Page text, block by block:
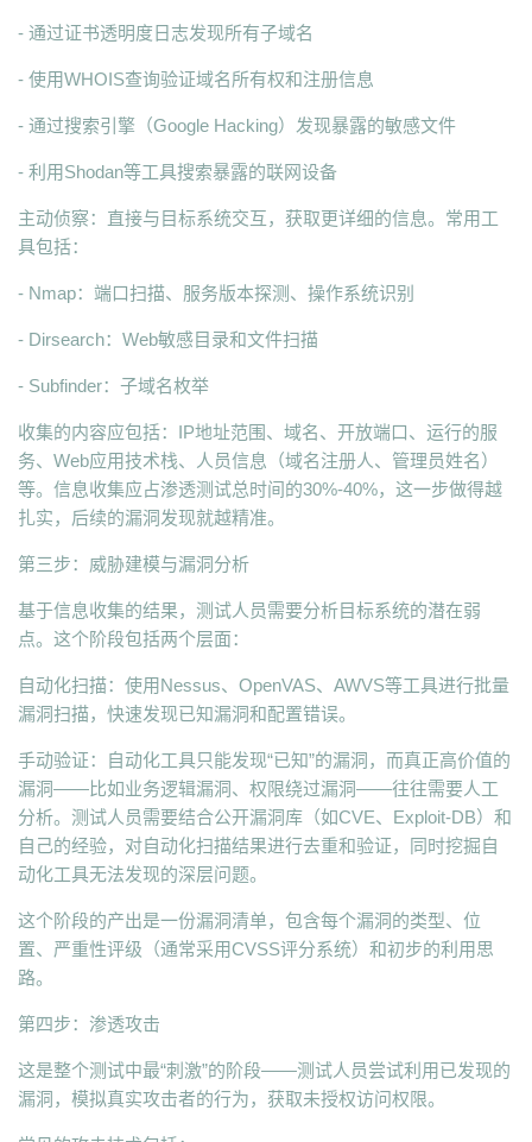
- 通过证书透明度日志发现所有子域名
- 使用WHOIS查询验证域名所有权和注册信息
- 通过搜索引擎（Google Hacking）发现暴露的敏感文件
- 利用Shodan等工具搜索暴露的联网设备
主动侦察：直接与目标系统交互，获取更详细的信息。常用工
具包括：
- Nmap：端口扫描、服务版本探测、操作系统识别
- Dirsearch：Web敏感目录和文件扫描
- Subfinder：子域名枚举
收集的内容应包括：IP地址范围、域名、开放端口、运行的服
务、Web应用技术栈、人员信息（域名注册人、管理员姓名）
等。信息收集应占渗透测试总时间的30%-40%，这一步做得越
扎实，后续的漏洞发现就越精准。
第三步：威胁建模与漏洞分析
基于信息收集的结果，测试人员需要分析目标系统的潜在弱
点。这个阶段包括两个层面：
自动化扫描：使用Nessus、OpenVAS、AWVS等工具进行批量
漏洞扫描，快速发现已知漏洞和配置错误。
手动验证：自动化工具只能发现“已知”的漏洞，而真正高价值的
漏洞——比如业务逻辑漏洞、权限绕过漏洞——往往需要人工
分析。测试人员需要结合公开漏洞库（如CVE、Exploit-DB）和
自己的经验，对自动化扫描结果进行去重和验证，同时挖掘自
动化工具无法发现的深层问题。
这个阶段的产出是一份漏洞清单，包含每个漏洞的类型、位
置、严重性评级（通常采用CVSS评分系统）和初步的利用思
路。
第四步：渗透攻击
这是整个测试中最“刺激”的阶段——测试人员尝试利用已发现的
漏洞，模拟真实攻击者的行为，获取未授权访问权限。